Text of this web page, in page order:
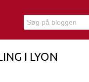
I LYON